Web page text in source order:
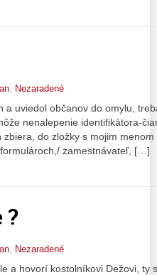
, Nezaradené
a uviedol občanov do omylu,
nenalepenie identifikátora-
do zložky s mojim
zamestnávateľ, […]
?
Nezaradené
a hovorí kostolníkovi Dežovi, ty